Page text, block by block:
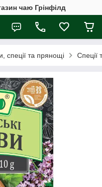
чаю Грінфілд
спеції та прянощі Спеції